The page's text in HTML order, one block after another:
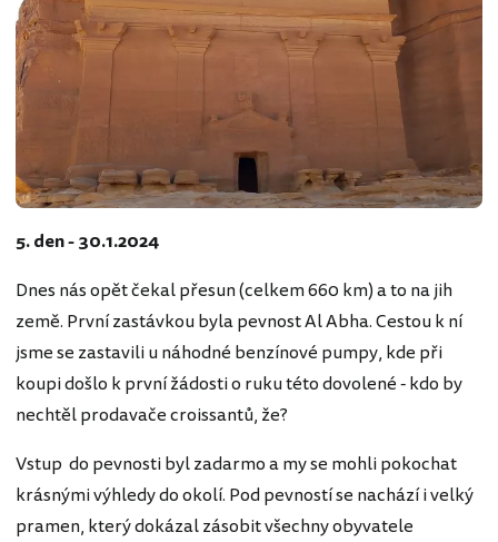
5. den - 30.1.2024
Dnes nás opět čekal přesun (celkem 660 km) a to na jih
země. První zastávkou byla pevnost Al Abha. Cestou k ní
jsme se zastavili u náhodné benzínové pumpy, kde při
koupi došlo k první žádosti o ruku této dovolené - kdo by
nechtěl prodavače croissantů, že?
Vstup do pevnosti byl zadarmo a my se mohli pokochat
krásnými výhledy do okolí. Pod pevností se nachází i velký
pramen, který dokázal zásobit všechny obyvatele